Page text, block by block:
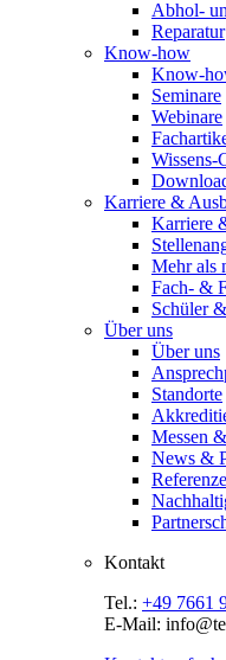
Abhol-
Reparatur
Know-how
Know-
Seminare
Webinare
Wissens-
Karriere &
Karriere
Mehr als
Fach- &
Schüler
Über uns
Über uns
Standorte
Messen
News &
Kontakt
Tel.: +49 7661
E-Mail: